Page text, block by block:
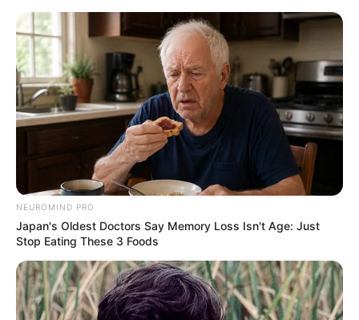
NEUROMIND PRO
Japan's Oldest Doctors Say Memory Loss Isn't Age: Just
Stop Eating These 3 Foods